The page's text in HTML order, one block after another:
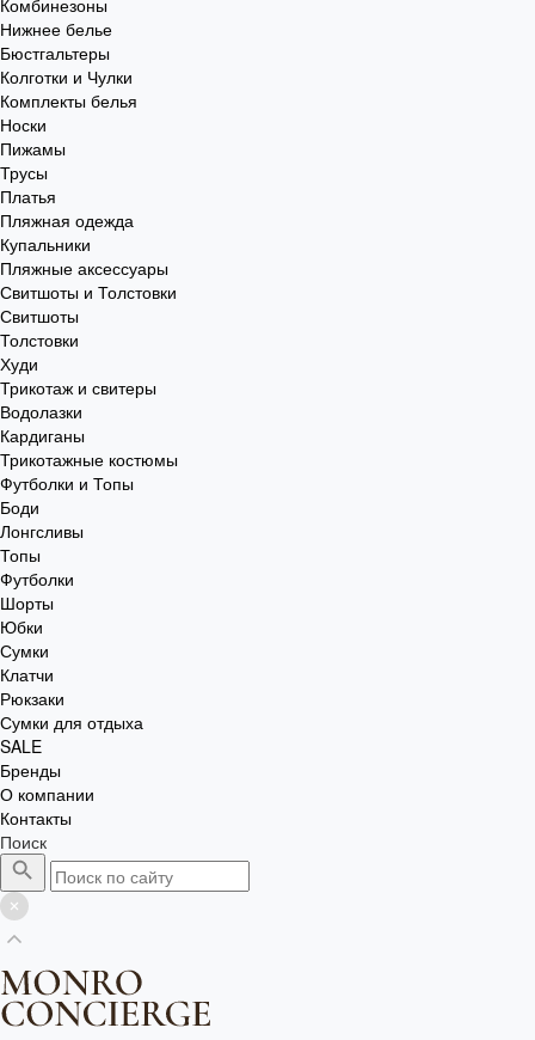
Комбинезоны
Нижнее белье
Бюстгальтеры
Колготки и Чулки
Комплекты белья
Носки
Пижамы
Трусы
Платья
Пляжная одежда
Купальники
Пляжные аксессуары
Свитшоты и Толстовки
Свитшоты
Толстовки
Худи
Трикотаж и свитеры
Водолазки
Кардиганы
Трикотажные костюмы
Футболки и Топы
Боди
Лонгсливы
Топы
Футболки
Шорты
Юбки
Сумки
Клатчи
Рюкзаки
Сумки для отдыха
SALE
Бренды
О компании
Контакты
Поиск